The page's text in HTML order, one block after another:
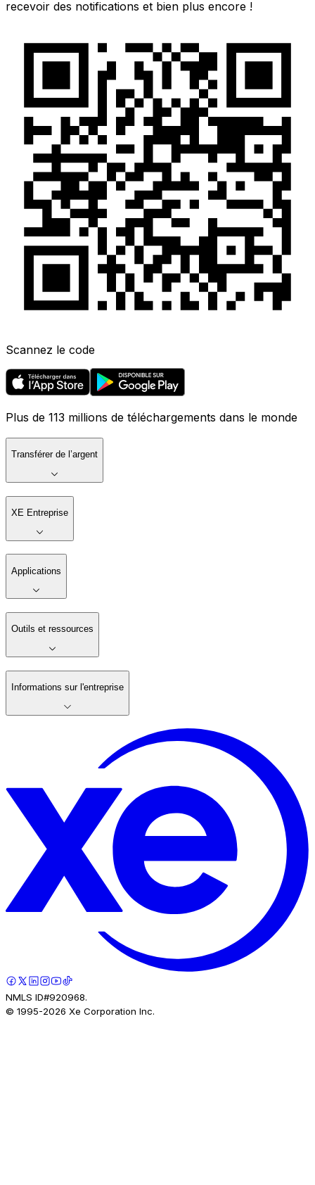
recevoir des notifications et bien plus encore !
Scannez le code
Plus de 113 millions de téléchargements dans le monde
Transférer de l’argent
XE Entreprise
Applications
Outils et ressources
Informations sur l'entreprise
NMLS ID#920968.
© 1995-2026 Xe Corporation Inc.